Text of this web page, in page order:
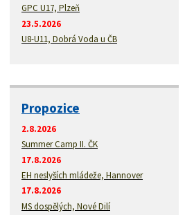
GPC U17, Plzeň
23.5.2026
U8-U11, Dobrá Voda u ČB
Propozice
2.8.2026
Summer Camp II. ČK
17.8.2026
EH neslyších mládeže, Hannover
17.8.2026
MS dospělých, Nové Dilí